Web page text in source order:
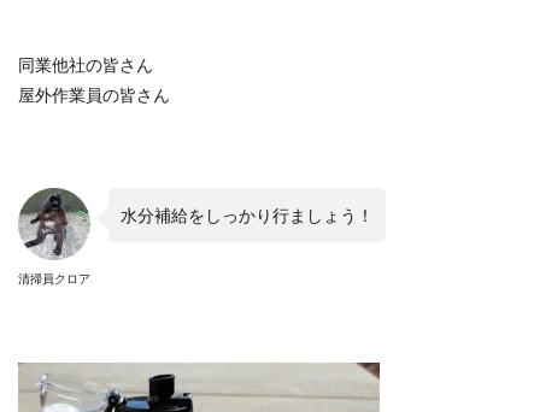
同業他社の皆さん
屋外作業員の皆さん
清掃員クロア
水分補給をしっかり行ましょう！